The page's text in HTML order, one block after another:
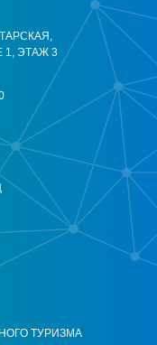
ТУРИЗМА
1, ЭТАЖ 3